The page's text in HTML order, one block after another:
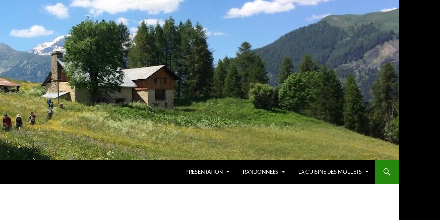
PRÉSENTATION RANDONNÉES LA CUISINE DES MOLLETS